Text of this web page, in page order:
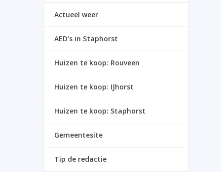
Actueel weer
AED’s in Staphorst
Huizen te koop: Rouveen
Huizen te koop: IJhorst
Huizen te koop: Staphorst
Gemeentesite
Tip de redactie